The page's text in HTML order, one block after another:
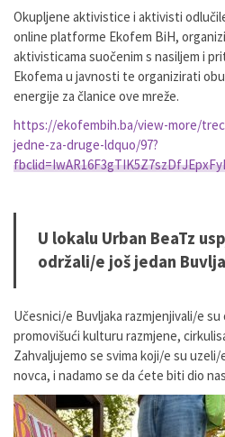
Okupljene aktivistice i aktivisti
online platforme Ekofem BiH,
aktivisticama suočenim s nasiljem i
Ekofema u javnosti te organizirati
energije za članice ove mreže.
https://ekofembih.ba/view-more/
jedne-za-druge-ldquo/97?
U lokalu Urban BeaTz
održali/e još jedan
Učesnici/e Buvljaka razmjenjivali/e
promovišući kulturu razmjene,
Zahvaljujemo se svima koji/e su
novca, i nadamo se da ćete biti dio